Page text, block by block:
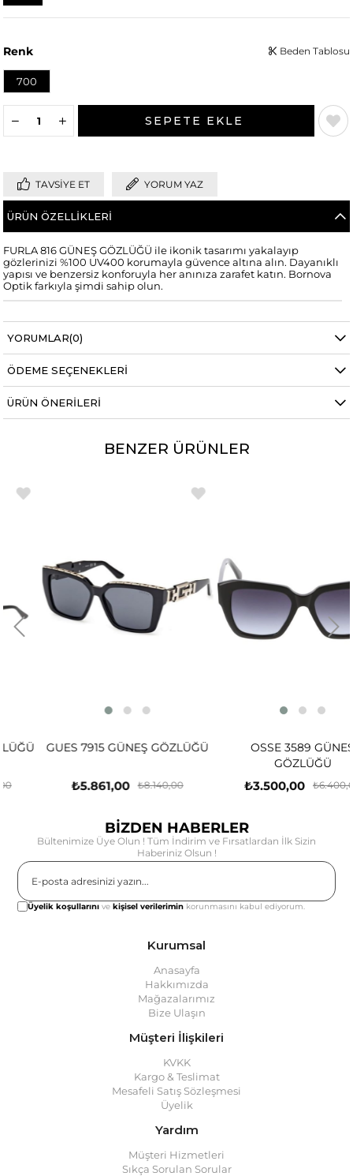
Renk
700
Beden Tablosu
TAVSIYE ET YORUM YAZ
ÜRÜN ÖZELLIKLERI
FURLA 816 GÜNEŞ GÖZLÜĞÜ ile ikonik tasarımı yakalayıp
gözlerinizi %100 UV400 korumayla güvence altına alın. Dayanıklı
yapısı ve benzersiz konforuyla her anınıza zarafet katın. Bornova
Optik farkıyla şimdi sahip olun.
YORUMLAR(0)
ÖDEME SEÇENEKLERI
ÜRÜN ÖNERILERI
BENZER ÜRÜNLER
GUES 7915 GÜNEŞ GÖZLÜĞÜ
₺5.861,00 ₺8.140,00
OSSE 3589 GÜNEŞ
GÖZLÜĞÜ
₺3.500,00 ₺6.400,00
BİZDEN HABERLER
Bültenimize Üye Olun ! Tüm İndirim ve Fırsatlardan İlk Sizin
Haberiniz Olsun !
Üyelik koşullarını vekişisel verilerimin korunmasını kabul ediyorum.
Kurumsal
Anasayfa
Hakkımızda
Mağazalarımız
Bize Ulaşın
Müşteri İlişkileri
KVKK
Kargo & Teslimat
Mesafeli Satış Sözleşmesi
Üyelik
Yardım
Müşteri Hizmetleri
Sıkça Sorulan Sorular